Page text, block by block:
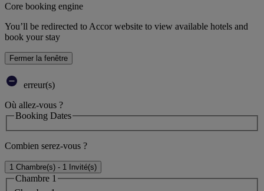
Core booking engine
You’ll be redirected to Accor website to view available hotels and
book your stay
Fermer la fenêtre
erreur(s)
Où allez-vous ?
Booking Dates
Combien serez-vous ?
1 Chambre(s) - 1 Invité(s)
Chambre 1